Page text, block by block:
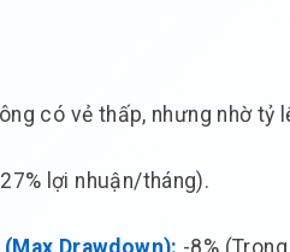
có vẻ thấp, nhưng nhờ tỷ
lợi nhuận/tháng).